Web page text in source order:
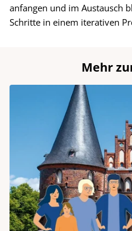
anfangen und im Austausch
Schritte in einem iterativen
Mehr